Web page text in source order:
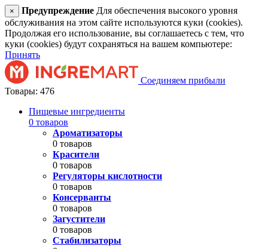
× Предупреждение Для обеспечения высокого уровня
обслуживания на этом сайте используются куки (cookies).
Продолжая его использование, вы соглашаетесь с тем, что
куки (cookies) будут сохраняться на вашем компьютере:
Принять
Соединяем прибыли
Товары: 476
Пищевые ингредиенты
0 товаров
Ароматизаторы
0 товаров
Красители
0 товаров
Регуляторы кислотности
0 товаров
Консерванты
0 товаров
Загустители
0 товаров
Стабилизаторы